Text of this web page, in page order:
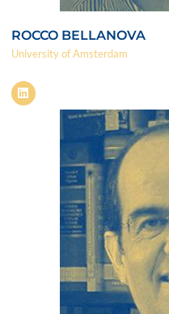
ROCCO BELLANOVA
University of Amsterdam